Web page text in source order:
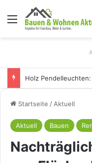
Menü
Startseite / Aktuell
Aktuell Bauen